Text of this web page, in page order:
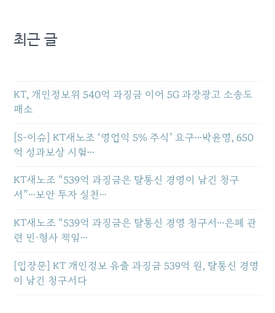
최근 글
KT, 개인정보위 540억 과징금 이어 5G 과장광고 소송도
패소
[S-이슈] KT새노조 ‘영업익 5% 주식’ 요구…박윤영, 650
억 성과보상 시험…
KT새노조 “539억 과징금은 탈통신 경영이 남긴 청구
서”…보안 투자 실천…
KT새노조 “539억 과징금은 탈통신 경영 청구서…은폐 관
련 민·형사 책임…
[입장문] KT 개인정보 유출 과징금 539억 원, 탈통신 경영
이 남긴 청구서다